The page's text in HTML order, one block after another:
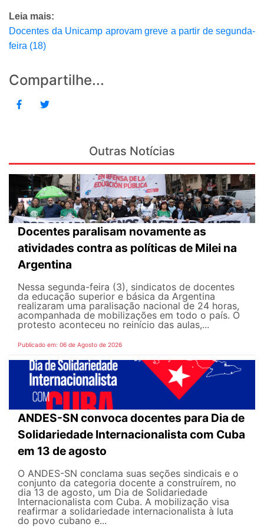
Leia mais:
Docentes da Unicamp aprovam greve a partir de segunda-
feira (18)
Compartilhe...
Outras Notícias
Docentes paralisam novamente as
atividades contra as políticas de Milei na
Argentina
Nessa segunda-feira (3), sindicatos de docentes
da educação superior e básica da Argentina
realizaram uma paralisação nacional de 24 horas,
acompanhada de mobilizações em todo o país. O
protesto aconteceu no reinício das aulas,...
Publicado em: 06 de Agosto de 2026
ANDES-SN convoca docentes para Dia de
Solidariedade Internacionalista com Cuba
em 13 de agosto
O ANDES-SN conclama suas seções sindicais e o
conjunto da categoria docente a construírem, no
dia 13 de agosto, um Dia de Solidariedade
Internacionalista com Cuba. A mobilização visa
reafirmar a solidariedade internacionalista à luta
do povo cubano e...